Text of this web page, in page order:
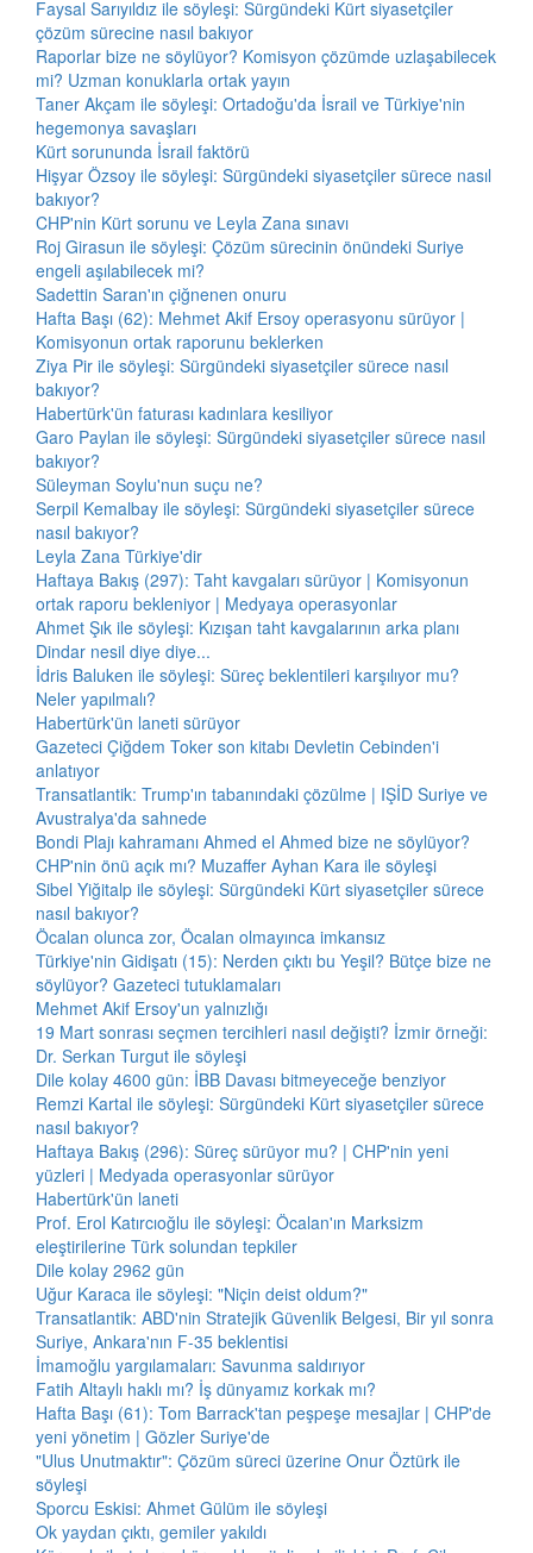
Faysal Sarıyıldız ile söyleşi: Sürgündeki Kürt siyasetçiler
çözüm sürecine nasıl bakıyor
Raporlar bize ne söylüyor? Komisyon çözümde uzlaşabilecek
mi? Uzman konuklarla ortak yayın
Taner Akçam ile söyleşi: Ortadoğu'da İsrail ve Türkiye'nin
hegemonya savaşları
Kürt sorununda İsrail faktörü
Hişyar Özsoy ile söyleşi: Sürgündeki siyasetçiler sürece nasıl
bakıyor?
CHP'nin Kürt sorunu ve Leyla Zana sınavı
Roj Girasun ile söyleşi: Çözüm sürecinin önündeki Suriye
engeli aşılabilecek mi?
Sadettin Saran'ın çiğnenen onuru
Hafta Başı (62): Mehmet Akif Ersoy operasyonu sürüyor |
Komisyonun ortak raporunu beklerken
Ziya Pir ile söyleşi: Sürgündeki siyasetçiler sürece nasıl
bakıyor?
Habertürk'ün faturası kadınlara kesiliyor
Garo Paylan ile söyleşi: Sürgündeki siyasetçiler sürece nasıl
bakıyor?
Süleyman Soylu'nun suçu ne?
Serpil Kemalbay ile söyleşi: Sürgündeki siyasetçiler sürece
nasıl bakıyor?
Leyla Zana Türkiye'dir
Haftaya Bakış (297): Taht kavgaları sürüyor | Komisyonun
ortak raporu bekleniyor | Medyaya operasyonlar
Ahmet Şık ile söyleşi: Kızışan taht kavgalarının arka planı
Dindar nesil diye diye...
İdris Baluken ile söyleşi: Süreç beklentileri karşılıyor mu?
Neler yapılmalı?
Habertürk'ün laneti sürüyor
Gazeteci Çiğdem Toker son kitabı Devletin Cebinden'i
anlatıyor
Transatlantik: Trump'ın tabanındaki çözülme | IŞİD Suriye ve
Avustralya'da sahnede
Bondi Plajı kahramanı Ahmed el Ahmed bize ne söylüyor?
CHP'nin önü açık mı? Muzaffer Ayhan Kara ile söyleşi
Sibel Yiğitalp ile söyleşi: Sürgündeki Kürt siyasetçiler sürece
nasıl bakıyor?
Öcalan olunca zor, Öcalan olmayınca imkansız
Türkiye'nin Gidişatı (15): Nerden çıktı bu Yeşil? Bütçe bize ne
söylüyor? Gazeteci tutuklamaları
Mehmet Akif Ersoy'un yalnızlığı
19 Mart sonrası seçmen tercihleri nasıl değişti? İzmir örneği:
Dr. Serkan Turgut ile söyleşi
Dile kolay 4600 gün: İBB Davası bitmeyeceğe benziyor
Remzi Kartal ile söyleşi: Sürgündeki Kürt siyasetçiler sürece
nasıl bakıyor?
Haftaya Bakış (296): Süreç sürüyor mu? | CHP'nin yeni
yüzleri | Medyada operasyonlar sürüyor
Habertürk'ün laneti
Prof. Erol Katırcıoğlu ile söyleşi: Öcalan'ın Marksizm
eleştirilerine Türk solundan tepkiler
Dile kolay 2962 gün
Uğur Karaca ile söyleşi: "Niçin deist oldum?"
Transatlantik: ABD'nin Stratejik Güvenlik Belgesi, Bir yıl sonra
Suriye, Ankara'nın F-35 beklentisi
İmamoğlu yargılamaları: Savunma saldırıyor
Fatih Altaylı haklı mı? İş dünyamız korkak mı?
Hafta Başı (61): Tom Barrack'tan peşpeşe mesajlar | CHP'de
yeni yönetim | Gözler Suriye'de
"Ulus Unutmaktır": Çözüm süreci üzerine Onur Öztürk ile
söyleşi
Sporcu Eskisi: Ahmet Gülüm ile söyleşi
Ok yaydan çıktı, gemiler yakıldı